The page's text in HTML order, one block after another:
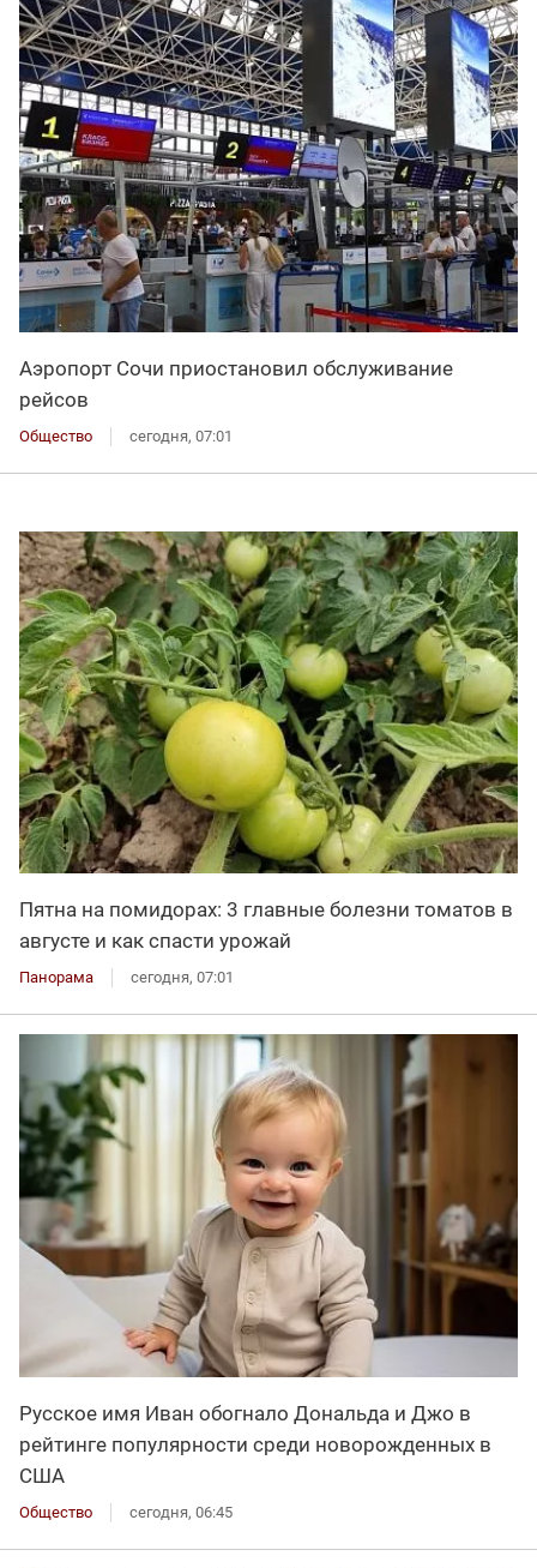
Аэропорт Сочи приостановил обслуживание
рейсов
Общество сегодня, 07:01
Пятна на помидорах: 3 главные болезни томатов в
августе и как спасти урожай
Панорама сегодня, 07:01
Русское имя Иван обогнало Дональда и Джо в
рейтинге популярности среди новорожденных в
США
Общество сегодня, 06:45